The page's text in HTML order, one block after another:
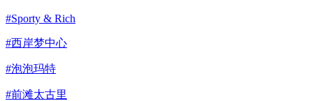
#Sporty & Rich
#西岸梦中心
#泡泡玛特
#前滩太古里